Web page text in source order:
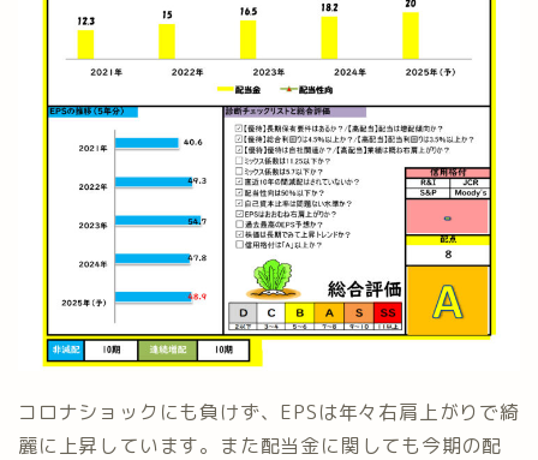
コロナショックにも負けず、EPSは年々右肩上がりで綺
麗に上昇しています。また配当金に関しても今期の配